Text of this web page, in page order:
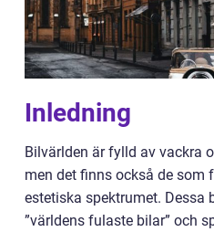
Inledning
Bilvärlden är fylld av vackra
men det finns också de som
estetiska spektrumet. Dessa
”världens fulaste bilar” och